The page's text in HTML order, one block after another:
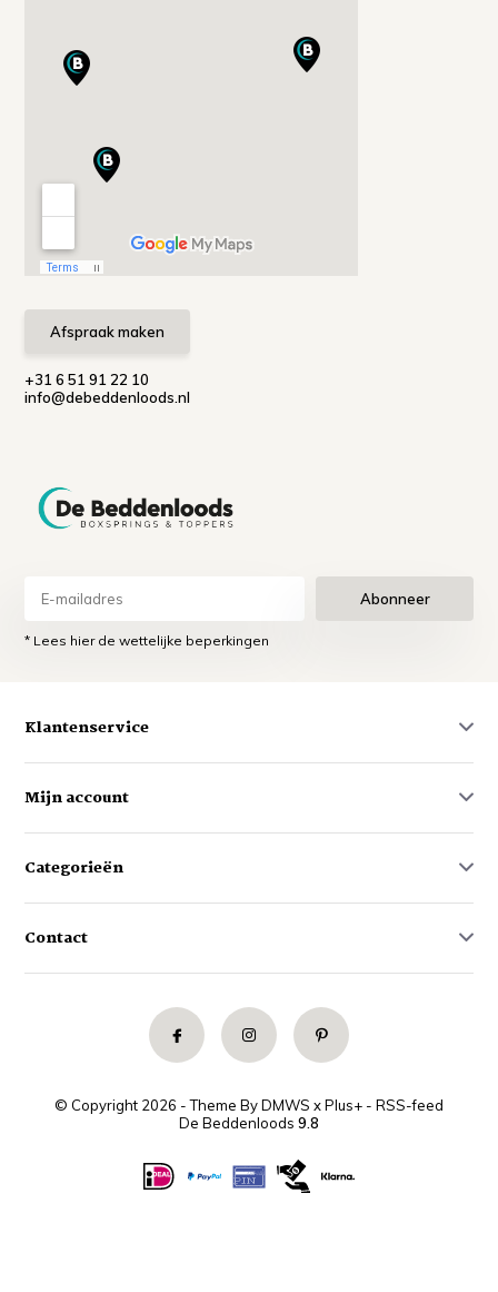
Afspraak maken
+31 6 51 91 22 10
info@debeddenloods.nl
Abonneer
* Lees hier de wettelijke beperkingen
Klantenservice
Mijn account
Categorieën
Contact
© Copyright 2026 - Theme ByDMWS xPlus+ - RSS-feed
De Beddenloods 9.8